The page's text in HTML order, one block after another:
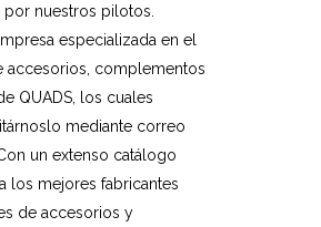
nuestros pilotos.
especializada en el
accesorios, complementos
QUADS, los cuales
mediante correo
un extenso catálogo
los mejores fabricantes
de accesorios y